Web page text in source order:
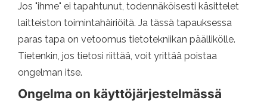
Jos "ihme" ei tapahtunut, todennäköisesti käsittelet
laitteiston toimintahäiriöitä. Ja tässä tapauksessa
paras tapa on vetoomus tietotekniikan päällikölle.
Tietenkin, jos tietosi riittää, voit yrittää poistaa
ongelman itse.
Ongelma on käyttöjärjestelmässä